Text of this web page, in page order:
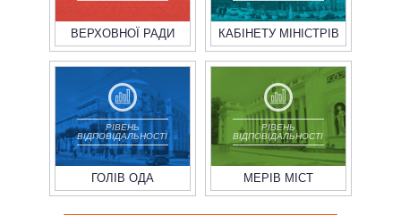
ВЕРХОВНОЇ РАДИ КАБІНЕТУ МІНІСТРІВ
РІВЕНЬ
ВІДПОВІДАЛЬНОСТІ
ГОЛІВ ОДА
РІВЕНЬ
ВІДПОВІДАЛЬНОСТІ
МЕРІВ МІСТ